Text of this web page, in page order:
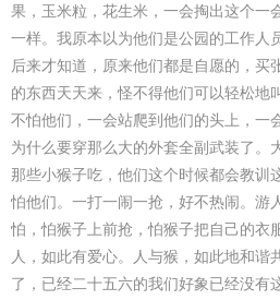
果，玉米粒，花生米，一会掏出这个一
一样。我原本以为他们是公园的工作人
后来才知道，原来他们都是自愿的，买
的东西天天来，怪不得他们可以轻松地
不怕他们，一会站爬到他们的头上，一
为什么要穿那么大的外套全副武装了。
那些小猴子吃，他们这个时候都会教训
怕他们。一打一闹一抢，好不热闹。游
怕，怕猴子上前抢，怕猴子把自己的衣
人，如此有爱心。人与猴，如此地和谐
了，已经二十五六的我们好象已经没有